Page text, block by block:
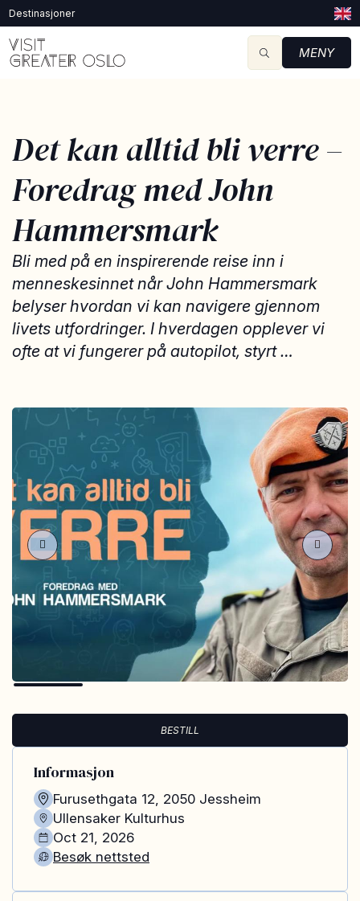
Destinasjoner
MENY
Det kan alltid bli verre –
Foredrag med John
Hammersmark
Bli med på en inspirerende reise inn i
menneskesinnet når John Hammersmark
belyser hvordan vi kan navigere gjennom
livets utfordringer. I hverdagen opplever vi
ofte at vi fungerer på autopilot, styrt …
BESTILL
Informasjon
Furusethgata 12, 2050 Jessheim
Ullensaker Kulturhus
Oct 21, 2026
Besøk nettsted